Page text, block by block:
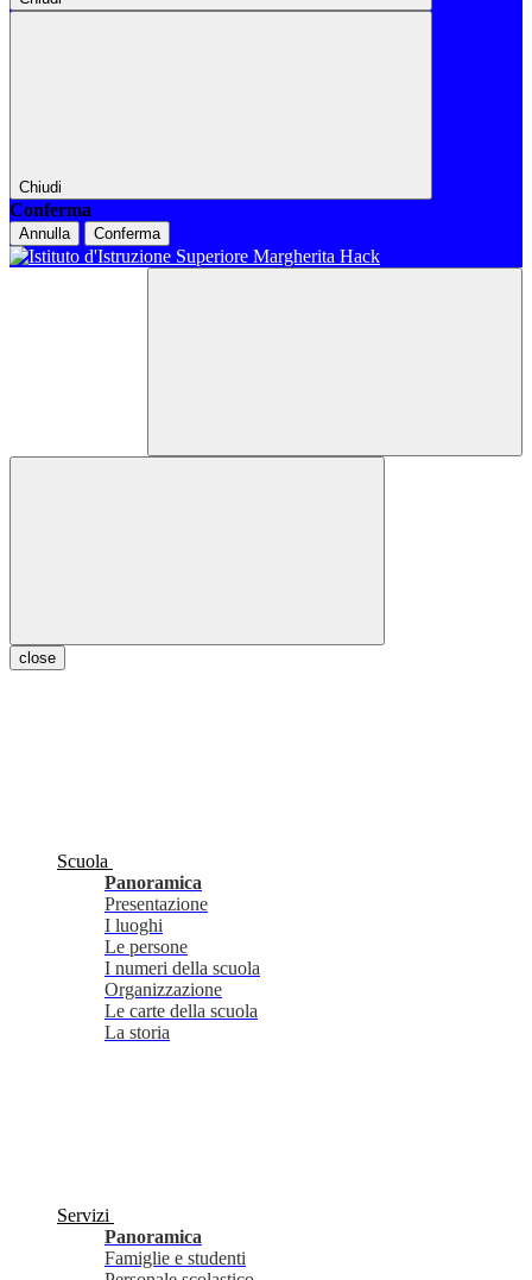
Chiudi
Conferma
Annulla Conferma
close
Scuola
Panoramica
Presentazione
I luoghi
Le persone
I numeri della scuola
Organizzazione
Le carte della scuola
La storia
Servizi
Panoramica
Famiglie e studenti